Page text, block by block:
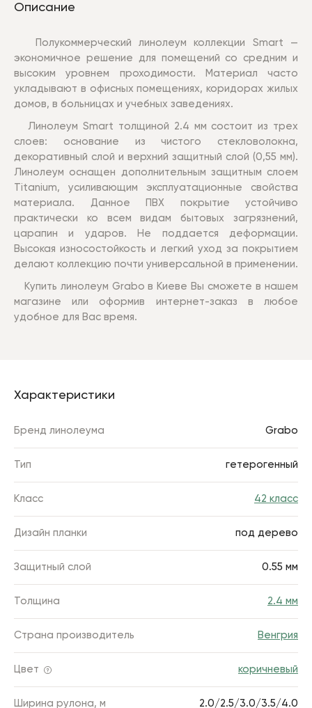
Описание
Полукоммерческий линолеум коллекции Smart —
экономичное решение для помещений со средним и
высоким уровнем проходимости. Материал часто
укладывают в офисных помещениях, коридорах жилых
домов, в больницах и учебных заведениях.
Линолеум Smart толщиной 2.4 мм состоит из трех
слоев: основание из чистого стекловолокна,
декоративный слой и верхний защитный слой (0,55 мм).
Линолеум оснащен дополнительным защитным слоем
Titanium, усиливающим эксплуатационные свойства
материала. Данное ПВХ покрытие устойчиво
практически ко всем видам бытовых загрязнений,
царапин и ударов. Не поддается деформации.
Высокая износостойкость и легкий уход за покрытием
делают коллекцию почти универсальной в применении.
Купить линолеум Grabo в Киеве Вы сможете в нашем
магазине или оформив интернет-заказ в любое
удобное для Вас время.
Характеристики
Бренд линолеума Grabo
Тип гетерогенный
Класс 42 класс
Дизайн планки под дерево
Защитный слой 0.55 мм
Толщина 2.4 мм
Страна производитель Венгрия
Цвет коричневый
Ширина рулона, м 2.0/2.5/3.0/3.5/4.0